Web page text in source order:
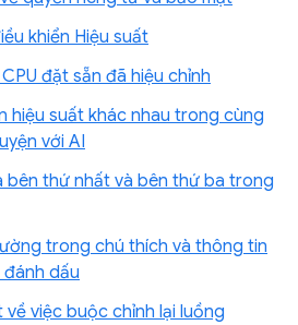
khiển Hiệu suất
đặt sẵn đã hiệu chỉnh
hiệu suất khác nhau trong cùng
với AI
bên thứ nhất và bên thứ ba trong
trong chú thích và thông tin
dấu
việc buộc chỉnh lại luồng